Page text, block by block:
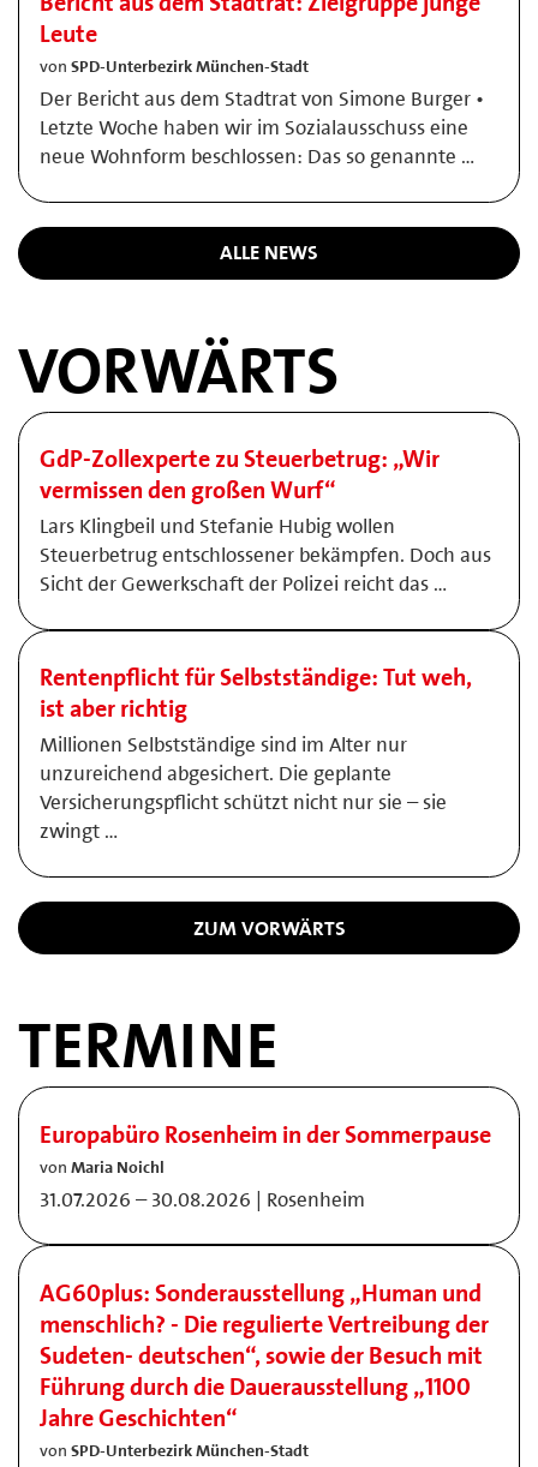
Leute
von SPD-Unterbezirk München-Stadt
Der Bericht aus dem Stadtrat von Simone Burger •
Letzte Woche haben wir im Sozialausschuss eine
neue Wohnform beschlossen: Das so genannte …
ALLE NEWS
VORWÄRTS
GdP-Zollexperte zu Steuerbetrug: „Wir
vermissen den großen Wurf“
Lars Klingbeil und Stefanie Hubig wollen
Steuerbetrug entschlossener bekämpfen. Doch aus
Sicht der Gewerkschaft der Polizei reicht das …
Rentenpflicht für Selbstständige: Tut weh,
ist aber richtig
Millionen Selbstständige sind im Alter nur
unzureichend abgesichert. Die geplante
Versicherungspflicht schützt nicht nur sie – sie
zwingt …
ZUM VORWÄRTS
TERMINE
Europabüro Rosenheim in der Sommerpause
von Maria Noichl
31.07.2026 – 30.08.2026 | Rosenheim
AG60plus: Sonderausstellung „Human und
menschlich? - Die regulierte Vertreibung der
Sudeten- deutschen“, sowie der Besuch mit
Führung durch die Dauerausstellung „1100
Jahre Geschichten“
von SPD-Unterbezirk München-Stadt